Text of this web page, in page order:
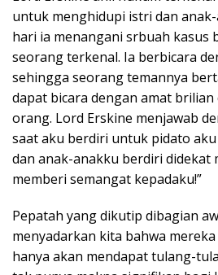
untuk menghidupi istri dan
hari ia menangani srbuah kasus
seorang terkenal. Ia berbicara
sehingga seorang temannya
dapat bicara dengan amat
orang. Lord Erskine menjawab
saat aku berdiri untuk pidato
dan anak-anakku berdiri didekat
memberi semangat kepadaku!”
Pepatah yang dikutip dibagian
menyadarkan kita bahwa
hanya akan mendapat tulang-